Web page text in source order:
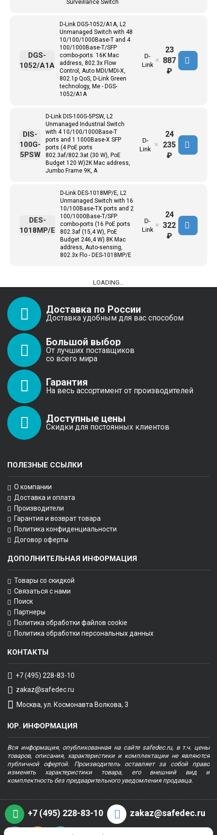
Surveillance Switch
D-Link DGS-1052/A1A, L2
Unmanaged Switch with 48
10/100/1000Base-T and 4
100/1000Base-T/SFP
combo-ports. 16K Mac
address, 802.3x Flow
Control, Auto MDI/MDI-X,
802.1p QoS, D-Link Green
technology, Me - DGS-
1052/A1A
D-
Link
DGS-
1052/A1A
✖
23
887
₽
D-Link DIS-100G-5PSW, L2
Unmanaged Industrial Switch
with 4 10/100/1000Base-T
ports and 1 1000Base-X SFP
ports (4 PoE ports
802.3af/802.3at (30 W), PoE
Budget 120 W)2K Mac address,
Jumbo Frame 9K, A
D-
Link
DIS-
100G-
5PSW
✖
24
235
₽
D-Link DES-1018MP/E, L2
Unmanaged Switch with 16
10/100Base-TX ports and 2
100/1000Base-T/SFP
combo-ports (16 PoE ports
802.3af (15,4 W), PoE
Budget 246,4 W).8K Mac
address, Auto-sensing,
802.3x Flo - DES-1018MP/E
D-
Link
DES-
1018MP/E
✖
24
322
₽
LOADING...
Доставка по России
Доставка удобным для вас способом
Большой выбор
От лучших поставщиков
со всего мира
Гарантия
На весь ассортимент от производителей
Доступные цены
Скидки для постоянных клиентов
ПОЛЕЗНЫЕ ССЫЛКИ
О компании
Доставка и оплата
Производители
Гарантия и возврат товара
Политика конфиденциальности
Договор оферты
ДОПОЛНИТЕЛЬНАЯ ИНФОРМАЦИЯ
Товары со скидкой
Связаться с нами
Поиск
Партнеры
Политика обработки файлов cookie
Политика обработки персональных данных
КОНТАКТЫ
+7 (495) 228-83-10
zakaz@safedec.ru
Москва, ул. Космонавта Волкова, 3
ЮР. ИНФОРМАЦИЯ
Вся информация, опубликованная на сайте safedec.ru, в т.ч. цены
товаров, описания, характеристики и комплектации не являются
публичной офертой. Производитель оставляет за собой право
изменять характеристики товара, его внешний вид и
комплектность без предварительного уведомления продавца.
+7 (495) 228-83-10 zakaz@safedec.ru